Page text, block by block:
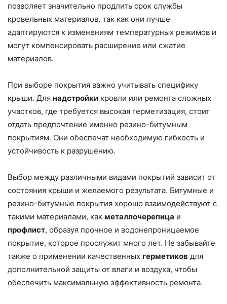
позволяет значительно продлить срок службы
кровельных материалов, так как они лучше
адаптируются к изменениям температурных режимов и
могут компенсировать расширение или сжатие
материалов.
При выборе покрытия важно учитывать специфику
крыши. Для надстройки кровли или ремонта сложных
участков, где требуется высокая герметизация, стоит
отдать предпочтение именно резино-битумным
покрытиям. Они обеспечат необходимую гибкость и
устойчивость к разрушению.
Выбор между различными видами покрытий зависит от
состояния крыши и желаемого результата. Битумные и
резино-битумные покрытия хорошо взаимодействуют с
такими материалами, как металлочерепица и
профлист, образуя прочное и водонепроницаемое
покрытие, которое прослужит много лет. Не забывайте
также о применении качественных герметиков для
дополнительной защиты от влаги и воздуха, чтобы
обеспечить максимальную эффективность ремонта.